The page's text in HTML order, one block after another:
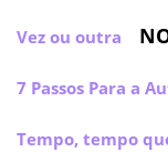
Vez ou outra
7 Passos Para a
Tempo, tempo